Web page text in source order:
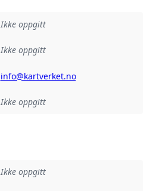
Ikke oppgitt
Ikke oppgitt
info@kartverket.no
Ikke oppgitt
Ikke oppgitt